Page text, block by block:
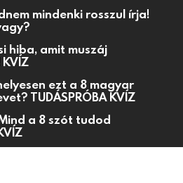
mindenki rosszul írja!
hiba, amit muszáj
ezt a 8 magyar
TUDÁSPRÓBA KVÍZ
a 8 szót tudod